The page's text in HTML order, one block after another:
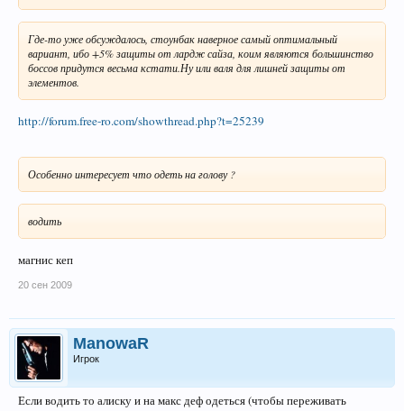
Где-то уже обсуждалось, стоунбак наверное самый оптимальный
вариант, ибо +5% защиты от лардж сайза, коим являются большинство
боссов придутся весьма кстати.Ну или валя для лишней защиты от
элементов.
http://forum.free-ro.com/showthread.php?t=25239
Особенно интересует что одеть на голову ?
водить
магнис кеп
20 сен 2009
ManowaR
Игрок
Если водить то алиску и на макс деф одеться (чтобы переживать